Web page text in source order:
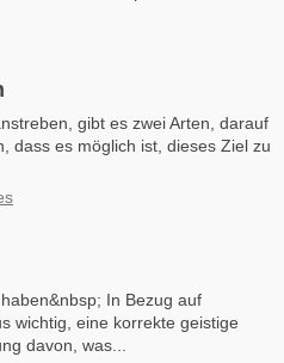
gibt es zwei Arten, darauf
dass es möglich ist, dieses Ziel zu
In Bezug auf
wichtig, eine korrekte geistige
davon, was...